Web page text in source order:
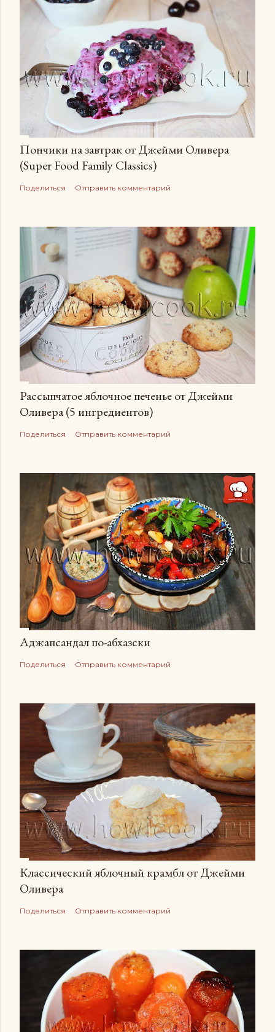
Пончики на завтрак от Джейми Оливера
(Super Food Family Сlassics)
Поделиться Отправить комментарий
Рассыпчатое яблочное печенье от Джейми
Оливера (5 ингредиентов)
Поделиться Отправить комментарий
Аджапсандал по-абхазски
Поделиться Отправить комментарий
Классический яблочный крамбл от Джейми
Оливера
Поделиться Отправить комментарий